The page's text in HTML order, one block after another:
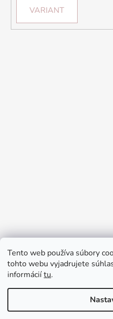
Tento web používa súbory
tohto webu vyjadrujete
informáciítu.
VARIANT
Prijímame online